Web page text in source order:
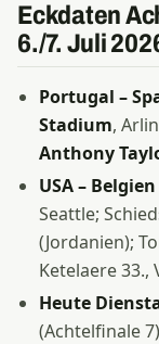
Eckdaten
6./7. Juli
Portugal –
Stadium,
Anthony
USA –
Seattle;
(Jordanien);
Ketelaere 33.,
Heute
(Achtelfinale